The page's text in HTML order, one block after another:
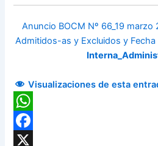
Anuncio BOCM Nº 66_19 marzo
Admitidos-as y Excluidos y Fecha
Visualizaciones de esta
WhatsApp
Facebook